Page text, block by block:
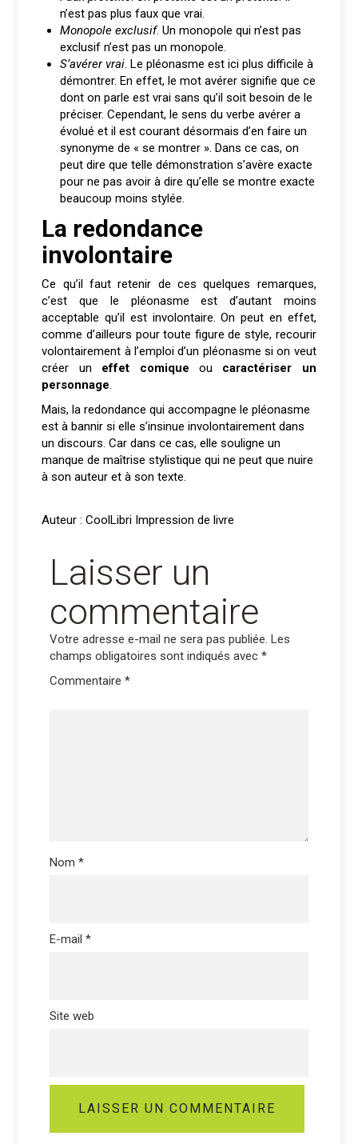
n’est pas plus faux que vrai.
Monopole exclusif. Un monopole qui n’est pas
exclusif n’est pas un monopole.
S’avérer vrai. Le pléonasme est ici plus difficile à
démontrer. En effet, le mot avérer signifie que ce
dont on parle est vrai sans qu’il soit besoin de le
préciser. Cependant, le sens du verbe avérer a
évolué et il est courant désormais d’en faire un
synonyme de « se montrer ». Dans ce cas, on
peut dire que telle démonstration s’avère exacte
pour ne pas avoir à dire qu’elle se montre exacte
beaucoup moins stylée.
La redondance
involontaire
Ce qu’il faut retenir de ces quelques remarques,
c’est que le pléonasme est d’autant moins
acceptable qu’il est involontaire. On peut en effet,
comme d’ailleurs pour toute figure de style, recourir
volontairement à l’emploi d’un pléonasme si on veut
créer un effet comique ou caractériser un
personnage.
Mais, la redondance qui accompagne le pléonasme
est à bannir si elle s’insinue involontairement dans
un discours. Car dans ce cas, elle souligne un
manque de maîtrise stylistique qui ne peut que nuire
à son auteur et à son texte.
Auteur : CoolLibri Impression de livre
Laisser un
commentaire
Votre adresse e-mail ne sera pas publiée. Les
champs obligatoires sont indiqués avec*
Commentaire*
Nom*
E-mail*
Site web